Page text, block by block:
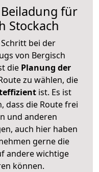
für
Stockach
bei der
von Bergisch
diePlanung der
zu wählen, die
ist. Es ist
dass die Route frei
und anderen
auch hier haben
gerne die
andere wichtige
können.